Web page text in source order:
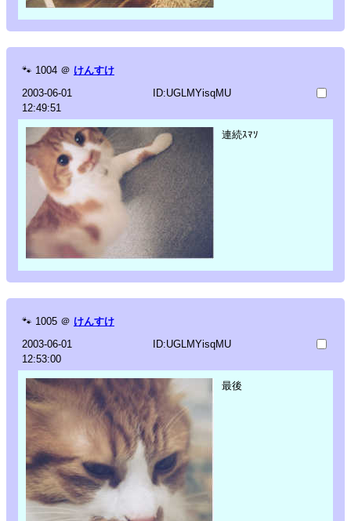
🐾 1004 ＠ けんすけ
2003-06-01
12:49:51
ID:UGLMYisqMU
連続ｽﾏｿ
🐾 1005 ＠ けんすけ
2003-06-01
12:53:00
ID:UGLMYisqMU
最後